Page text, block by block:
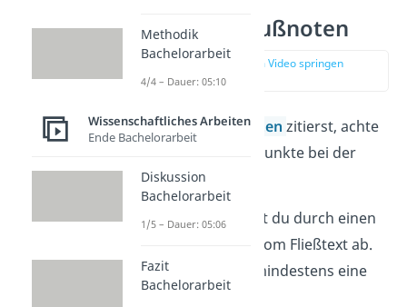
Vorgaben – Fußnoten
zur Stelle im Video springen
(01:34)
Wenn du mitFußnoten zitierst, achte
dabei auf folgende Punkte bei der
Formatierung:
Fußnoten trennst du durch einen
Fußnotenstrich vom Fließtext ab.
Dazwischen ist mindestens eine
Methodik
Bachelorarbeit
4/4 – Dauer: 05:10
Wissenschaftliches Arbeiten
Ende Bachelorarbeit
Diskussion
Bachelorarbeit
1/5 – Dauer: 05:06
Fazit
Bachelorarbeit